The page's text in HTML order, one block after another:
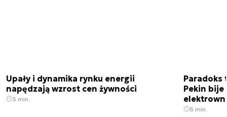
Upały i dynamika rynku energii
napędzają wzrost cen żywności
3 min.
Paradoks
Pekin bije
6 min.